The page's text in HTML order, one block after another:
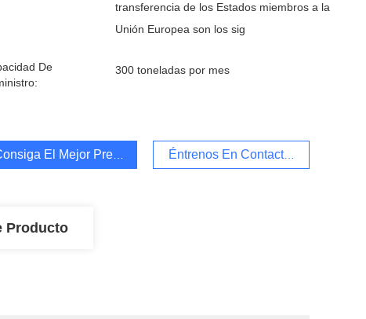
transferencia de los Estados miembros a la
Unión Europea son los sig
De
300 toneladas por mes
El Mejor Precio Éntrenos En Contacto Con
Producto